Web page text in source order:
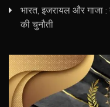
भारत, इजरायल और गाजा
की चुनौती